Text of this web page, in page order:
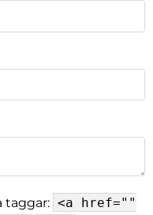
taggar: <a href=""